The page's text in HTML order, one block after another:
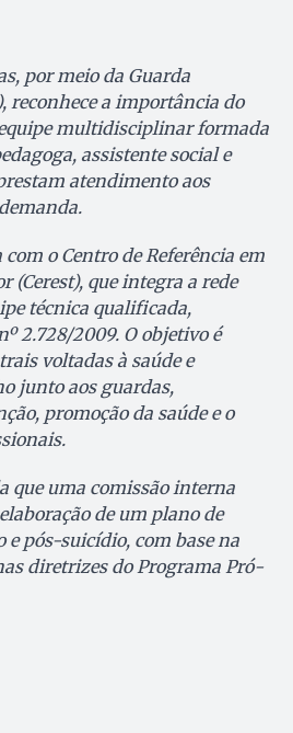
por meio da Guarda
reconhece a importância do
multidisciplinar formada
assistente social e
atendimento aos
o Centro de Referência em
(Cerest), que integra a rede
técnica qualificada,
2.728/2009. O objetivo é
voltadas à saúde e
junto aos guardas,
promoção da saúde e o
que uma comissão interna
de um plano de
e pós-suicídio, com base na
diretrizes do Programa Pró-